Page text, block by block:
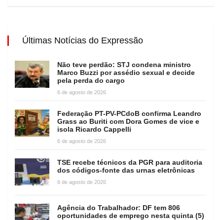
Últimas Notícias do Expressão
Não teve perdão: STJ condena ministro
Marco Buzzi por assédio sexual e decide
pela perda do cargo
6 de agosto de 2026
Federação PT-PV-PCdoB confirma Leandro
Grass ao Buriti com Dora Gomes de vice e
isola Ricardo Cappelli
6 de agosto de 2026
TSE recebe técnicos da PGR para auditoria
dos códigos-fonte das urnas eletrônicas
6 de agosto de 2026
Agência do Trabalhador: DF tem 806
oportunidades de emprego nesta quinta (5)